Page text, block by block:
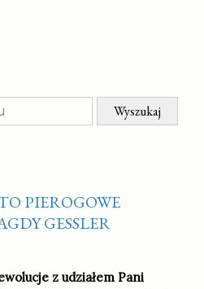
PIEROGOWE
GESSLER
z udziałem Pani